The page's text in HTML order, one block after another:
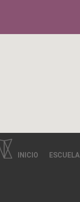
INICIO ESCUELA